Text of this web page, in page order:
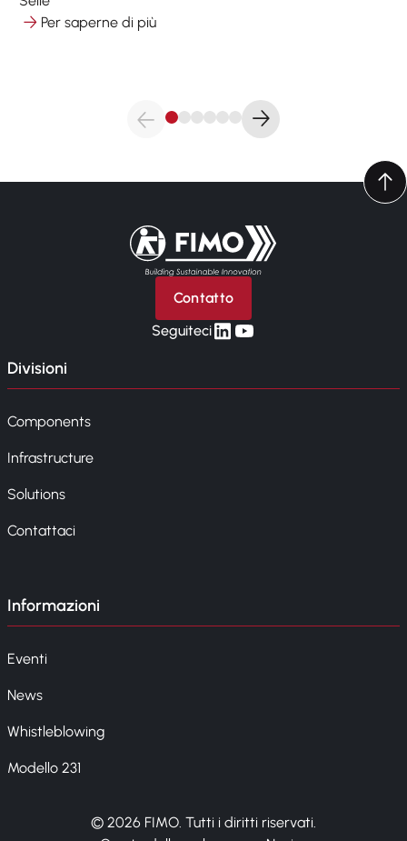
Per saperne di più
Torna alla pagina iniziale
Contatto
Seguitecilinkedin
yt
Divisioni
Components
Infrastructure
Solutions
Contattaci
Informazioni
Eventi
News
Whistleblowing
Modello 231
© 2026 FIMO. Tutti i diritti riservati.